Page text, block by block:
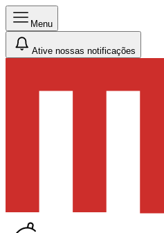
Menu
Ative nossas notificações